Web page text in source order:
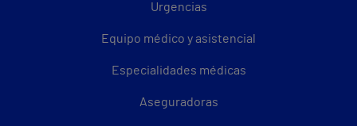
Urgencias
Equipo médico y asistencial
Especialidades médicas
Aseguradoras